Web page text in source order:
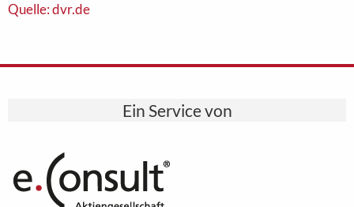
Quelle: dvr.de
Ein Service von